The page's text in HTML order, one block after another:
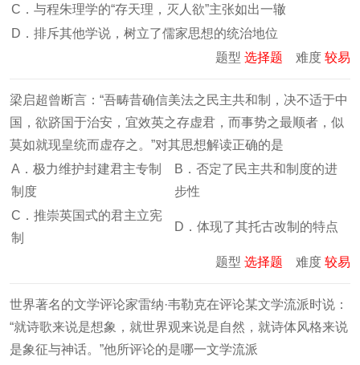
C．与程朱理学的“存天理，灭人欲”主张如出一辙
D．排斥其他学说，树立了儒家思想的统治地位
题型 选择题 难度 较易
梁启超曾断言：“吾畴昔确信美法之民主共和制，决不适于中
国，欲跻国于治安，宜效英之存虚君，而事势之最顺者，似
莫如就现皇统而虚存之。”对其思想解读正确的是
A．极力维护封建君主专制
制度
B．否定了民主共和制度的进
步性
C．推崇英国式的君主立宪
制
D．体现了其托古改制的特点
题型 选择题 难度 较易
世界著名的文学评论家雷纳·韦勒克在评论某文学流派时说：
“就诗歌来说是想象，就世界观来说是自然，就诗体风格来说
是象征与神话。”他所评论的是哪一文学流派